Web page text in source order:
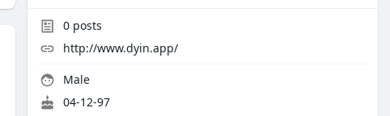
0 posts
http://www.dyin.app/
Male
04-12-97